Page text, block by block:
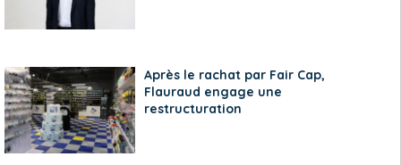
Après le rachat par Fair Cap,
Flauraud engage une
restructuration